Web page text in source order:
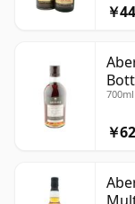
￥
700ml
￥